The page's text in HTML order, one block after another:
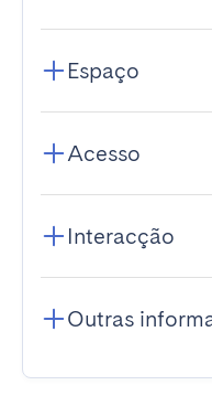
Espaço
Acesso
Interacção
Outras